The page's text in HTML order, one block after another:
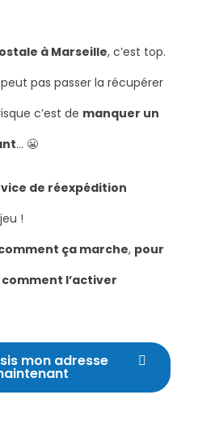
à Marseille, c’est top.
pas passer la récupérer
c’est de manquer un
… 😬
de réexpédition
!
ça marche, pour
comment l’activer
mon adresse